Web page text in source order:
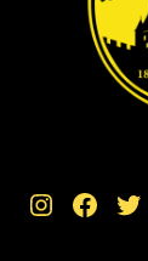
Instagram Facebook Twitter